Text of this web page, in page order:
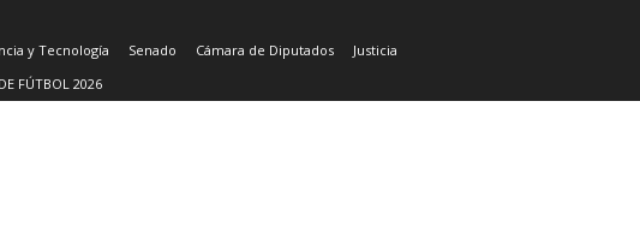
y Tecnología Senado Cámara de Diputados
Justicia
FÚTBOL 2026